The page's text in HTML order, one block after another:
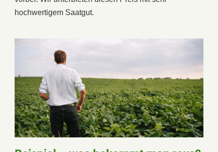
hochwertigem Saatgut.